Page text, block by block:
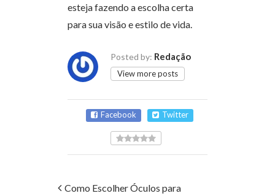
esteja fazendo a escolha certa
para sua visão e estilo de vida.
Posted by: Redação
View more posts
Facebook Twitter
Como Escolher Óculos para